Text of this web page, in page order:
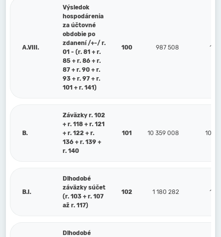
A.VIII.
Výsledok
hospodárenia
za účtovné
obdobie po
zdanení /+-/ r.
01 - (r. 81 + r.
85 + r. 86 + r.
87 + r. 90 + r.
93 + r. 97 + r.
101 + r. 141)
100 987 508 1
B.
Záväzky r. 102
+ r. 118 + r. 121
+ r. 122 + r.
136 + r. 139 +
r. 140
101 10 359 008 10
B.I.
Dlhodobé
záväzky súčet
(r. 103 + r. 107
až r. 117)
102 1 180 282 1
Dlhodobé